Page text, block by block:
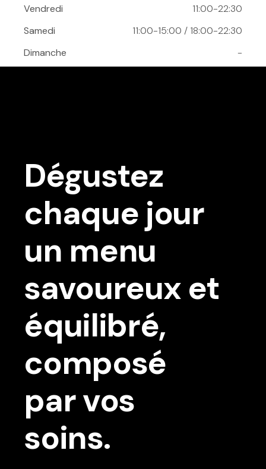
Vendredi
11:00-22:30
Samedi
11:00-15:00 / 18:00-22:30
Dimanche
-
Dégustez
chaque jour
un menu
savoureux et
équilibré,
composé
par vos
soins.